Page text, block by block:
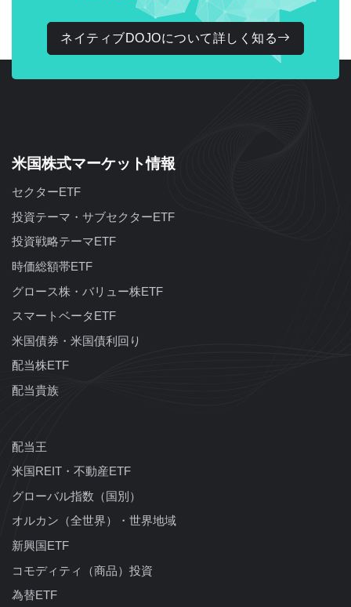
ネイティブDOJOについて詳しく知る
米国株式マーケット情報
セクターETF
投資テーマ・サブセクターETF
投資戦略テーマETF
時価総額帯ETF
グロース株・バリュー株ETF
スマートベータETF
米国債券・米国債利回り
配当株ETF
配当貴族
配当王
米国REIT・不動産ETF
グローバル指数（国別）
オルカン（全世界）・世界地域
新興国ETF
コモディティ（商品）投資
為替ETF